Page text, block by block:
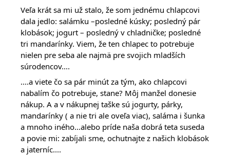
Veľa krát sa mi už stalo, že som jednému chlapcovi
dala jedlo: salámku –posledné kúsky; posledný pár
klobások; jogurt – posledný v chladničke; posledné
tri mandarínky. Viem, že ten chlapec to potrebuje
nielen pre seba ale najmä pre svojich mladších
súrodencov....
....a viete čo sa pár minút za tým, ako chlapcovi
nabalím čo potrebuje, stane? Môj manžel donesie
nákup. A a v nákupnej taške sú jogurty, párky,
mandarínky ( a nie tri ale oveľa viac), saláma i šunka
a mnoho iného...alebo príde naša dobrá teta suseda
a povie mi: zabíjali sme, ochutnajte z našich klobások
a jaterníc....